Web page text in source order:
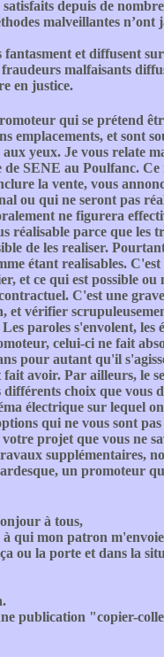
depuis de
malveillantes
et diffusent
malfaisants
en justice.
qui se prétend
emplacements, et sont
yeux. Je vous relate
SENE au Poulfanc. Ce
la vente, vous
ou qui ne seront pas
ne figurera
parce que les
de les realiser.
étant realisables.
et ce qui est possible
C'est une
vérifier
paroles s'envolent,
celui-ci ne fait
pour autant qu'il
avoir. Par ailleurs, le
choix que vous
électrique sur lequel
qui ne vous sont pas
projet que vous ne
supplémentaires,
un promoteur
à tous,
à qui mon patron
ou la porte et dans la
publication "copier-